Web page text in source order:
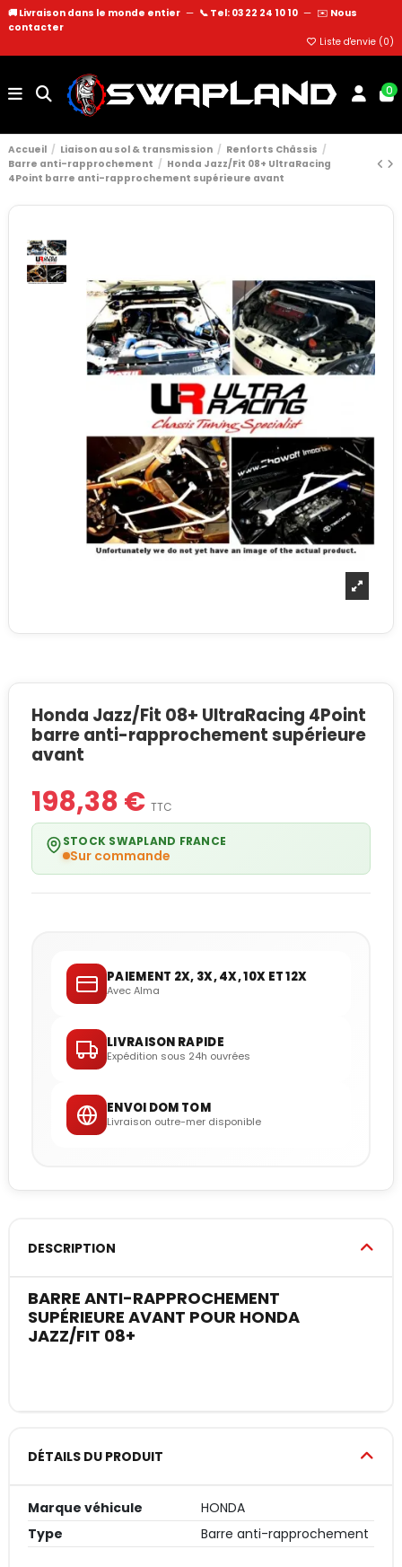
🚚 Livraison dans le monde entier — 📞 Tel: 03 22 24 10 10 — ✉️ Nous
contacter
Liste d'envie (0)
0
Accueil Liaison au sol & transmission
Renforts Châssis
Barre anti-rapprochement
Honda Jazz/Fit 08+ UltraRacing
4Point barre anti-rapprochement supérieure avant
Honda Jazz/Fit 08+ UltraRacing 4Point
barre anti-rapprochement supérieure
avant
198,38 € TTC
STOCK SWAPLAND FRANCE
Sur commande
PAIEMENT 2X, 3X, 4X, 10X ET 12X
Avec Alma
LIVRAISON RAPIDE
Expédition sous 24h ouvrées
ENVOI DOM TOM
Livraison outre-mer disponible
DESCRIPTION
BARRE ANTI-RAPPROCHEMENT
SUPÉRIEURE AVANT POUR HONDA
JAZZ/FIT 08+
DÉTAILS DU PRODUIT
Marque véhicule
HONDA
Type
Barre anti-rapprochement